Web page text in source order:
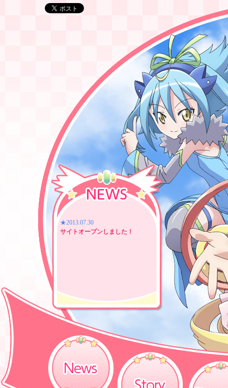
★2013.07.30
サイトオープンしました！